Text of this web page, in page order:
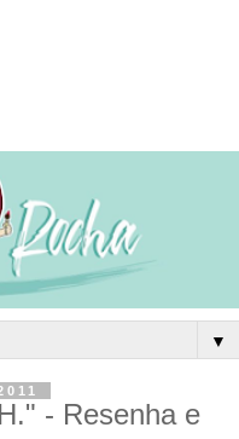
▼
- Resenha e